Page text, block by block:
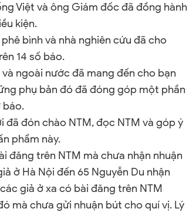
Việt và ông Giám đốc đã đồng hành
kiện.
bình và nhà nghiên cứu đã cho
14 số báo.
ngoài nước đã mang đến cho bạn
phụ bản đó đã đóng góp một phần
báo.
đón chào NTM, đọc NTM và góp ý
phẩm này.
đăng trên NTM mà chưa nhận nhuận
ở Hà Nội đến 65 Nguyễn Du nhận
giả ở xa có bài đăng trên NTM
mà chưa gửi nhuận bút cho quí vị. Lý